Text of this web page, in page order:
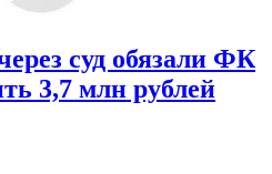
суд обязали ФК
3,7 млн рублей